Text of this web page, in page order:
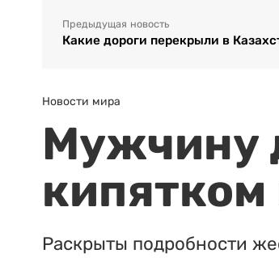
Предыдущая новость
Какие дороги перекрыли в
Новости мира
Мужчину
кипятком
Раскрыты подробности